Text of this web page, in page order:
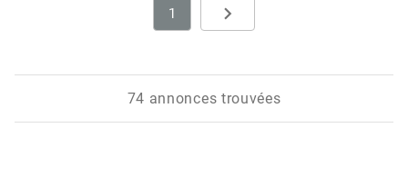
1 navigate_next
74 annonces trouvées